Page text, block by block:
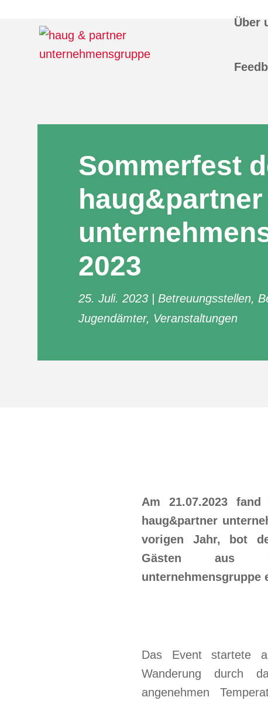
Über
Sommerfest
haug&partner
2023
25. Juli. 2023 Betreuungsstellen,
Jugendämter, Veranstaltungen
Am 21.07.2023
haug&partner
vorigen Jahr, bot
Gästen aus
unternehmensgruppe
Das Event startete
Wanderung durch
angenehmen